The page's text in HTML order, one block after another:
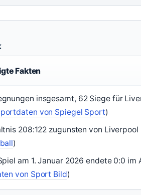
Fakten
insgesamt, 62 Siege für
von Spiegel Sport)
208:122 zugunsten von Liverpool
)
am 1. Januar 2026 endete 0:0 im
von Sport Bild)